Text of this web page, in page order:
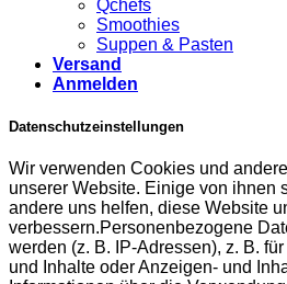
Qchefs
Smoothies
Suppen & Pasten
Versand
Anmelden
Datenschutzeinstellungen
Wir verwenden Cookies und
unserer Website. Einige von ihnen
andere uns helfen, diese Website
verbessern.Personenbezogene
werden (z. B. IP-Adressen), z. B.
und Inhalte oder Anzeigen- und